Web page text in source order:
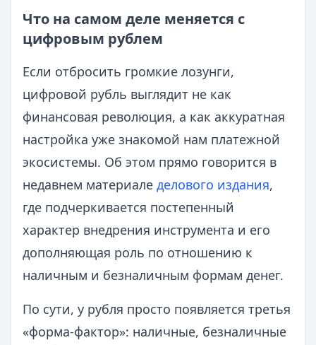
Что на самом деле меняется с
цифровым рублем
Если отбросить громкие лозунги,
цифровой рубль выглядит не как
финансовая революция, а как аккуратная
настройка уже знакомой нам платежной
экосистемы. Об этом прямо говорится в
недавнем материале делового издания,
где подчеркивается постепенный
характер внедрения инструмента и его
дополняющая роль по отношению к
наличным и безналичным формам денег.
По сути, у рубля просто появляется третья
«форма-фактор»: наличные, безналичные